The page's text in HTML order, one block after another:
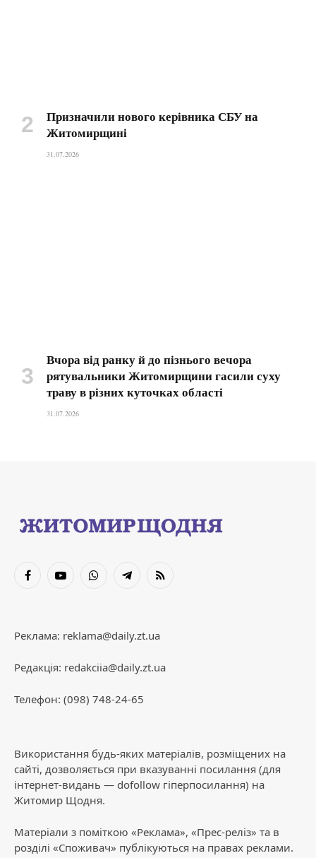
Призначили нового керівника СБУ на
Житомирщині
31.07.2026
Вчора від ранку й до пізнього вечора
рятувальники Житомирщини гасили суху
траву в різних куточках області
31.07.2026
FacebookYouTubeWhatsAppTelegramRSS
Реклама: reklama@daily.zt.ua
Редакція: redakciia@daily.zt.ua
Телефон: (098) 748-24-65
Використання будь-яких матеріалів, розміщених на
сайті, дозволяється при вказуванні посилання (для
інтернет-видань — dofollow гіперпосилання) на
Житомир Щодня.
Матеріали з поміткою «Реклама», «Прес-реліз» та в
розділі «Споживач» публікуються на правах реклами.